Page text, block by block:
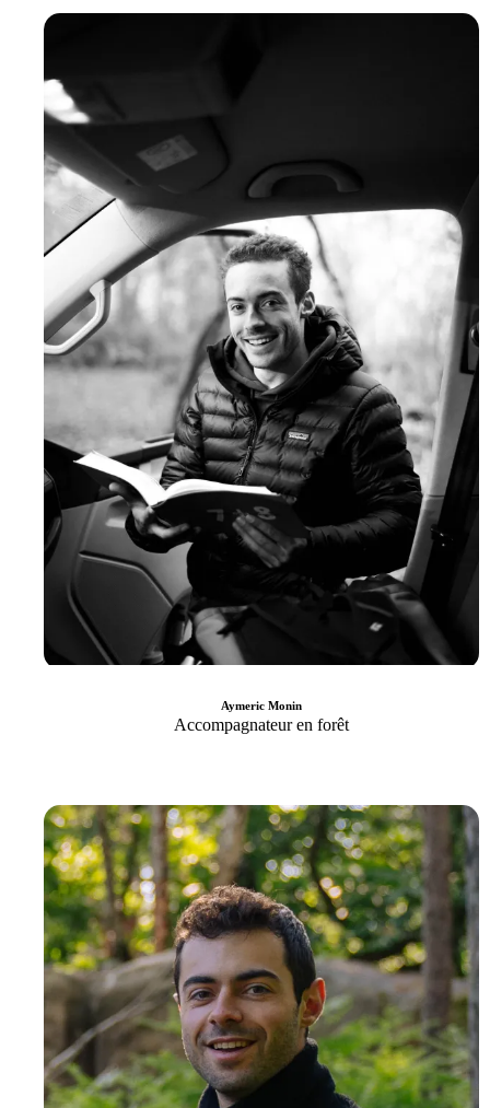
Aymeric Monin
Accompagnateur en forêt